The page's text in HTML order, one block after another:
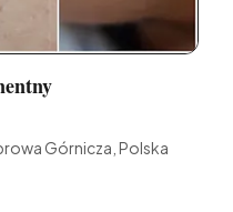
Górnicza, Polska